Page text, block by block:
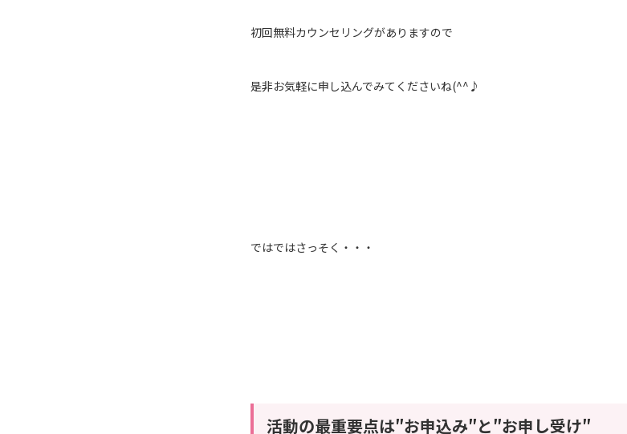
初回無料カウンセリングがありますので
是非お気軽に申し込んでみてくださいね(^^♪
ではではさっそく・・・
活動の最重要点は″お申込み″と″お申し受け″